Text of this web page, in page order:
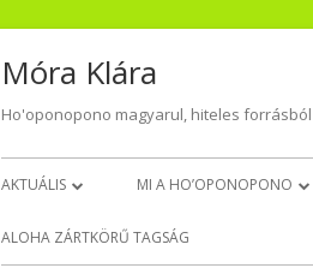
Móra Klára
Ho'oponopono magyarul, hiteles forrásból
Primary
Menu
AKTUÁLIS
NAPI HÁLA
MI A HO’OPONOPONO
VISSZAJELZÉSEK – TŐLETEK
ALOHA ZÁRTKÖRŰ TAGSÁG